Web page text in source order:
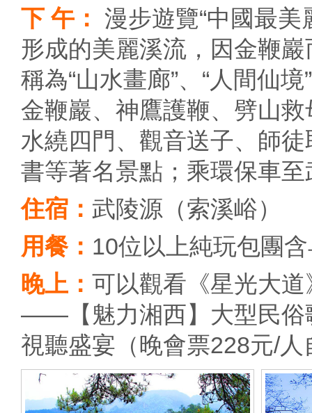
下 午：
漫步遊覽“中國最
形成的美麗溪流，因金鞭
稱為“山水畫廊”、“人間仙
金鞭巖、神鷹護鞭、劈山
水繞四門、觀音送子、師
書等著名景點；乘環保車
住宿： 武陵源（索溪峪）
用餐： 10位以上純玩包團
晚上： 可以觀看《星光大
——【魅力湘西】大型民俗
視聽盛宴（晚會票228元/